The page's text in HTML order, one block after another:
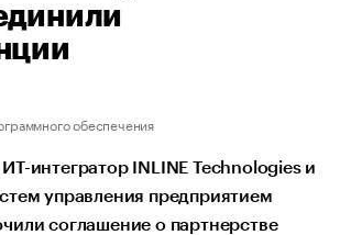
обеспечения
интегратор INLINE Technologies и
управления предприятием
соглашение о партнерстве